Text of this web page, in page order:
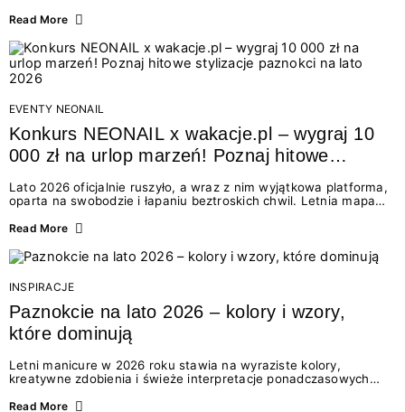
świata beauty i oszałamiających deserów to coś więcej niż
zmysłami: przez soczysty kolor, aksamitną teksturę,
orzeźwiający zapach i słodki akcent na podniebieniu. Tego lata
NEONAIL łączy siły z marką Willisch, tworząc unikalny projekt
na styku jedzenia i piękna....
Read More
EVENTY NEONAIL
Konkurs NEONAIL x wakacje.pl – wygraj 10
000 zł na urlop marzeń! Poznaj hitowe
Lato 2026 oficjalnie ruszyło, a wraz z nim wyjątkowa platforma,
oparta na swobodzie i łapaniu beztroskich chwil. Letnia mapa
doświadczenia wakacji – od spontanicznych wyjazdów, przez
Motywem przewodnim jest eksplorowanie i kolekcjonowanie
letnich momentów. Z tej okazji przygotowaliśmy coś absolutnie
wyjątkowego: wielki konkurs z wakacje.pl oraz dawkę
najgorętszych trendów w...
Read More
INSPIRACJE
Paznokcie na lato 2026 – kolory i wzory,
które dominują
Letni manicure w 2026 roku stawia na wyraziste kolory,
kreatywne zdobienia i świeże interpretacje ponadczasowych
zarówno energetycznych odcieni inspirowanych wakacjami, jak
Read More